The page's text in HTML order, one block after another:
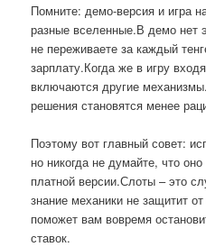
Помните: демо-версия и игра
разные вселенные.В демо нет
не переживаете за каждый
зарплату.Когда же в игру
включаются другие
решения становятся менее
Поэтому вот главный совет:
но никогда не думайте, что
платной версии.Слоты – это
знание механики не защитит
поможет вам вовремя
ставок.